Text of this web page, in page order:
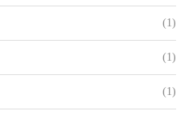
(1)
(1)
(1)